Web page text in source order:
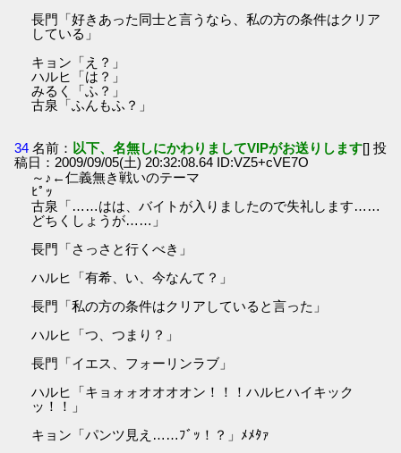
長門「好きあった同士と言うなら、私の方の条件はクリア
している」
キョン「え？」
ハルヒ「は？」
みるく「ふ？」
古泉「ふんもふ？」
34 名前： 以下、名無しにかわりましてVIPがお送りします[] 投
稿日：2009/09/05(土) 20:32:08.64 ID:VZ5+cVE7O
～♪←仁義無き戦いのテーマ
ﾋﾟｯ
古泉「……はは、バイトが入りましたので失礼します……
どちくしょうが……」
長門「さっさと行くべき」
ハルヒ「有希、い、今なんて？」
長門「私の方の条件はクリアしていると言った」
ハルヒ「つ、つまり？」
長門「イエス、フォーリンラブ」
ハルヒ「キョォォオオオオン！！！ハルヒハイキック
ッ！！」
キョン「パンツ見え……ﾌﾞｯ！？」ﾒﾒﾀｧ